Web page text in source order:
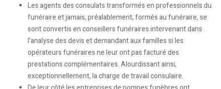
Les agents des consulats transformés en professionnels du
funéraire et jamais, préalablement, formés au funéraire, se
sont convertis en conseillers funéraires intervenant dans
l’analyse des devis et demandant aux familles si les
opérateurs funéraires ne leur ont pas facturé des
prestations complémentaires. Alourdissant ainsi,
exceptionnellement, la charge de travail consulaire.